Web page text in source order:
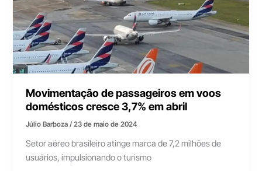
Movimentação de passageiros em voos
domésticos cresce 3,7% em abril
Júlio Barboza/23 de maio de 2024
Setor aéreo brasileiro atinge marca de 7,2 milhões de
usuários, impulsionando o turismo